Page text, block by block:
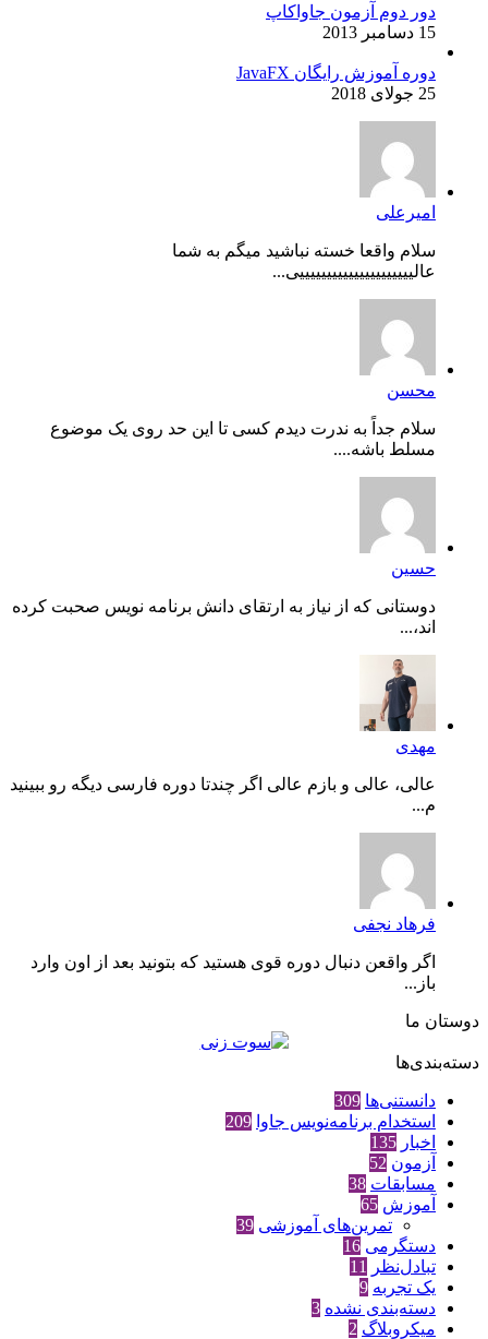
دور دوم آزمون جاواکاپ
15 دسامبر 2013
دوره آموزش رایگان JavaFX
25 جولای 2018
امیرعلی
سلام واقعا خسته نباشید میگم به شما
عالیییییییییییییییییییییی...
محسن
سلام جداً به ندرت دیدم کسی تا این حد روی یک موضوع
مسلط باشه....
حسین
دوستانی که از نیاز به ارتقای دانش برنامه نویس صحبت کرده
اند،...
مهدی
عالی، عالی و بازم عالی اگر چندتا دوره فارسی دیگه رو ببینید
م...
فرهاد نجفی
اگر واقعن دنبال دوره قوی هستید که بتونید بعد از اون وارد
باز...
دوستان ما
دسته‌بندی‌ها
دانستنی‌ها 309
استخدام برنامه‌نویس جاوا 209
اخبار 135
آزمون 52
مسابقات 38
آموزش 65
تمرین‌های آموزشی 39
دستگرمی 16
تبادل‌نظر
11
یک تجربه 9
دسته‌بندی نشده 3
میکروبلاگ 2